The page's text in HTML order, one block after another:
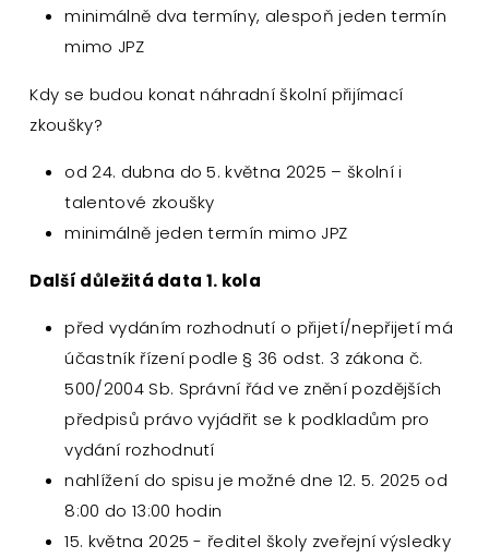
minimálně dva termíny, alespoň jeden termín
mimo JPZ
Kdy se budou konat náhradní školní přijímací
zkoušky?
od 24. dubna do 5. května 2025 – školní i
talentové zkoušky
minimálně jeden termín mimo JPZ
Další důležitá data 1. kola
před vydáním rozhodnutí o přijetí/nepřijetí má
účastník řízení podle § 36 odst. 3 zákona č.
500/2004 Sb. Správní řád ve znění pozdějších
předpisů právo vyjádřit se k podkladům pro
vydání rozhodnutí
nahlížení do spisu je možné dne 12. 5. 2025 od
8:00 do 13:00 hodin
15. května 2025 - ředitel školy zveřejní výsledky